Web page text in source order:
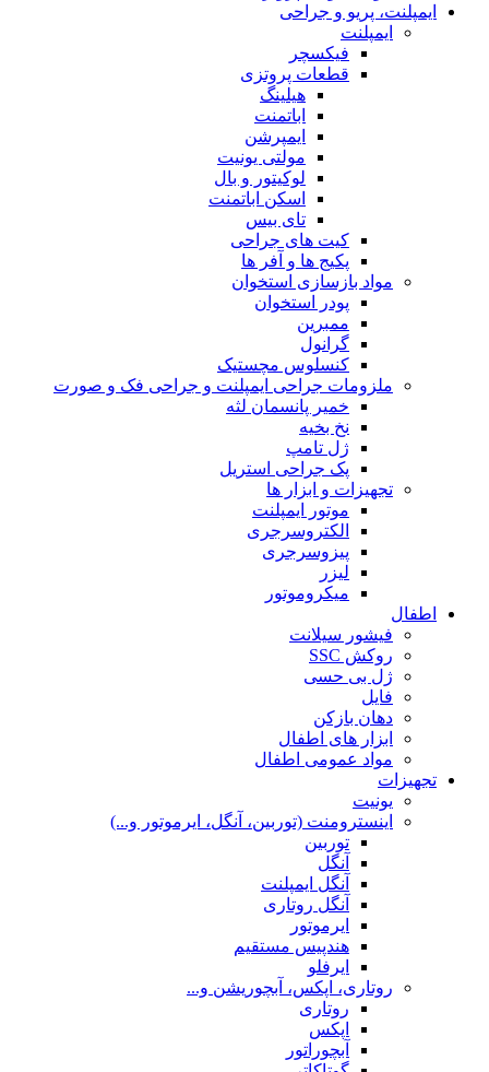
ایمپلنت، پریو و جراحی
ایمپلنت
فیکسچر
قطعات پروتزی
هیلینگ
اباتمنت
ایمپرشن
مولتی یونیت
لوکیتور و بال
اسکن اباتمنت
تای بیس
کیت های جراحی
پکیج ها و آفر ها
مواد بازسازی استخوان
پودر استخوان
ممبرین
گرانول
کنسلوس مچستیک
ملزومات جراحی ایمپلنت و جراحی فک و صورت
خمیر پانسمان لثه
نخ بخیه
ژل تامپ
پک جراحی استریل
تجهیزات و ابزار ها
موتور ایمپلنت
الکتروسرجری
پیزوسرجری
لیزر
میکروموتور
اطفال
فیشور سیلانت
روکش SSC
ژل بی حسی
فایل
دهان بازکن
ابزار های اطفال
مواد عمومی اطفال
تجهیزات
یونیت
اینسترومنت (توربین، آنگل، ایرموتور و...)
توربین
آنگل
آنگل ایمپلنت
آنگل روتاری
ایرموتور
هندپیس مستقیم
ایرفلو
روتاری، اپکس، آبچوریشن و...
روتاری
اپکس
آبچوراتور